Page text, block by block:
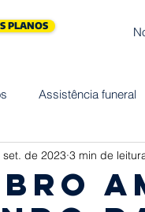
PLANOS
Assistência funeral
Saúde
set. de 2023 3 min de